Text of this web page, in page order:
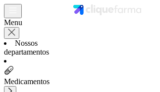
Menu
Nossos
departamentos
Medicamentos